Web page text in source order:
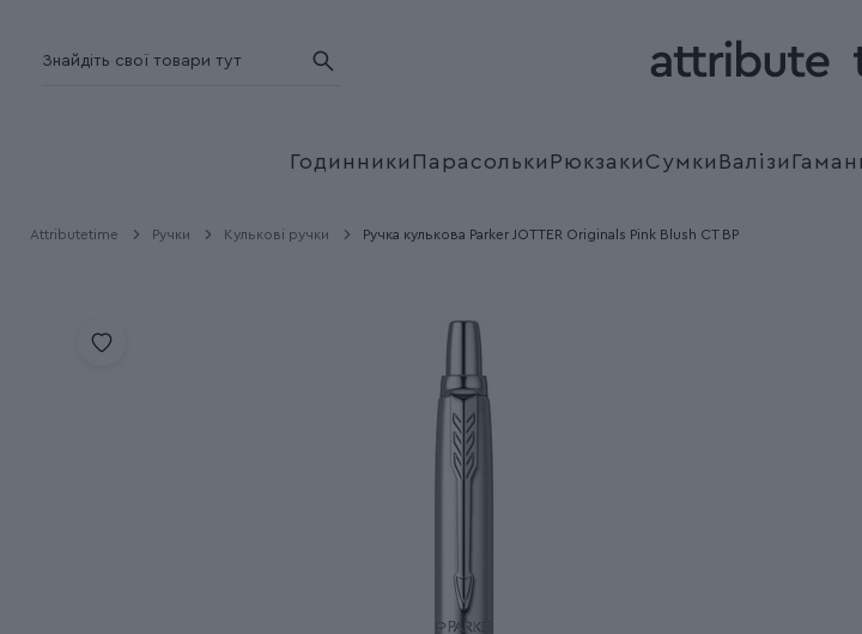
Годинники Парасольки Рюкзаки Сумки Валізи
Attributetime Ручки Кулькові ручки Ручка кулькова Parker JOTTER Originals Pink Blush CT BP